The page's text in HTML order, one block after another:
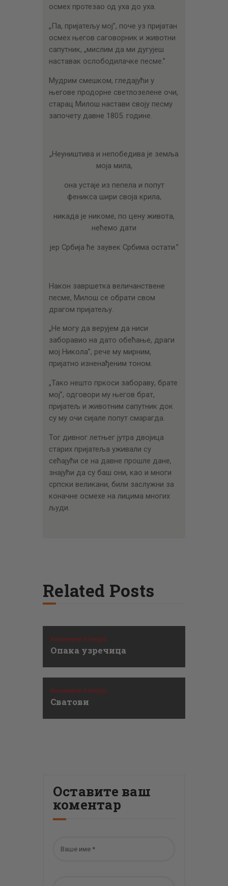
осмех протезао од уха до уха.
„Па, пријатељу мој”, поче уз пријатан
осмех његов саговорник и животни
сапутник, „мислим да ми дугујеш
наставак ослободилачке песме.”
Мудрим смешком, гледајући у
његове продорне светлозелене очи,
старац Милош настави своју песму
започету давне 1805. године.
„Неуништива и непобедива је земља
моја мила,
она устаје из пепела и попут
феникса шири своја крила,
никада је никоме, по цену живота,
нећемо дати
јер Србија ће заувек Србима остати.”
Након завршетка величанствене
песме, Милош се обрати свом
драгом пријатељу.
„Не могу да верујем да ниси
заборавио на дато обећање, драги
мој Никола”, рече му мирним,
пријатно изненађеним тоном.
„Тако нешто пркоси забораву, брате
мој”, одговори му његов брат,
пријатељ и животним сапутник док
су му очи сијале попут смарагда.
Тог дивног летњег јутра двојица
старих пријатеља уживали су
сећајући се на давне прошле дане,
знајући да су баш они, као и многи
српски великани, били заслужни за
коначне осмехе на лицима многих
људи.
Related Posts
Књижевни Конкурс
Опака узречица
Књижевни Конкурс
Сватови
Оставите ваш
коментар